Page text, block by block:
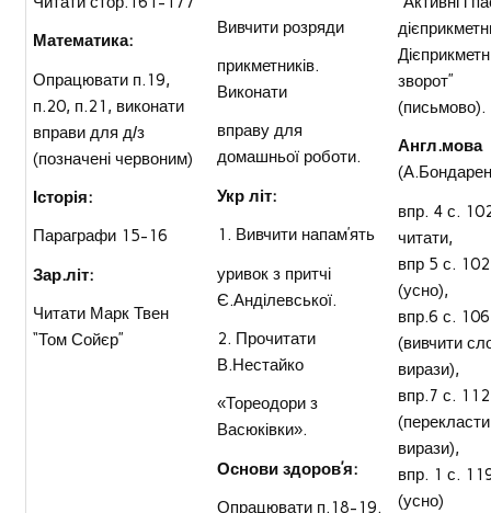
Математика:
Опрацювати п.19,
п.20, п.21, виконати
вправи для д/з
(позначені червоним)
Історія:
Параграфи 15-16
Зар.літ:
Читати Марк Твен
“Том Сойєр”
Вивчити розряди
прикметників.
Виконати
вправу для
домашньої роботи.
Укр літ:
1. Вивчити напам’ять
уривок з притчі
Є.Анділевської.
2. Прочитати
В.Нестайко
«Тореодори з
Васюківки».
Основи здоров’я:
Опрацювати п.18-19.
зворот”
(письмово).
Англ.мова
впр. 4 с.
читати,
впр 5 с. 102
(усно),
впр.6 с.
(вивчити
вирази),
впр.7 с. 112
(перекласти
вирази),
впр. 1 с.
(усно)